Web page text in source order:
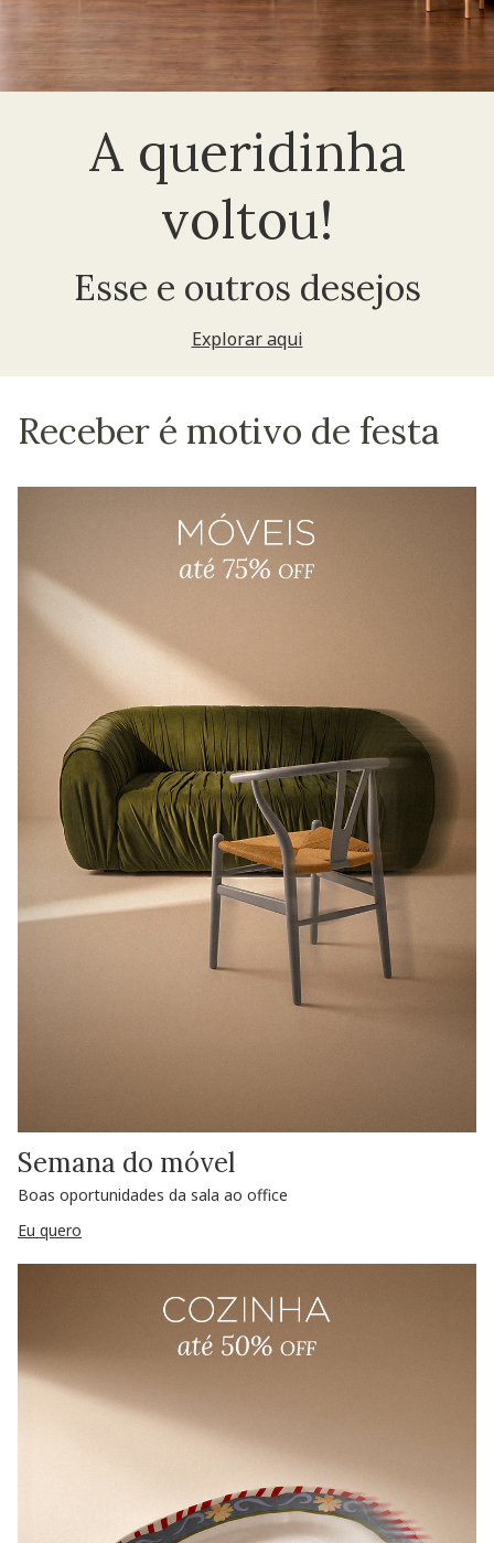
A queridinha
voltou!
Esse e outros desejos
Explorar aqui
Receber é motivo de festa
Semana do móvel
Boas oportunidades da sala ao office
Eu quero